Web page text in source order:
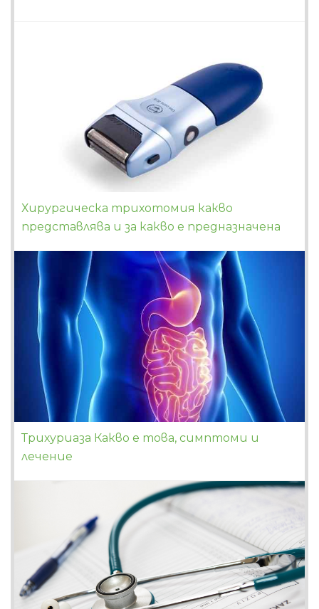
Хирургическа трихотомия какво
представлява и за какво е предназначена
Трихуриаза Какво е това, симптоми и
лечение